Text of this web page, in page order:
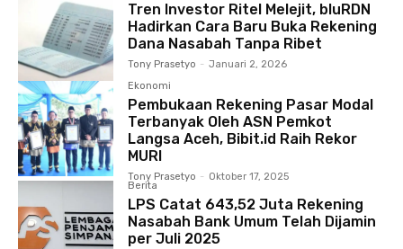
Tren Investor Ritel Melejit, bluRDN
Hadirkan Cara Baru Buka Rekening
Dana Nasabah Tanpa Ribet
Tony Prasetyo - Januari 2, 2026
Ekonomi
Pembukaan Rekening Pasar Modal
Terbanyak Oleh ASN Pemkot
Langsa Aceh, Bibit.id Raih Rekor
MURI
Tony Prasetyo - Oktober 17, 2025
Berita
LPS Catat 643,52 Juta Rekening
Nasabah Bank Umum Telah Dijamin
per Juli 2025